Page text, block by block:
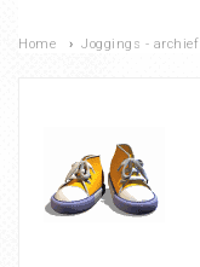
Home › Joggings - archief